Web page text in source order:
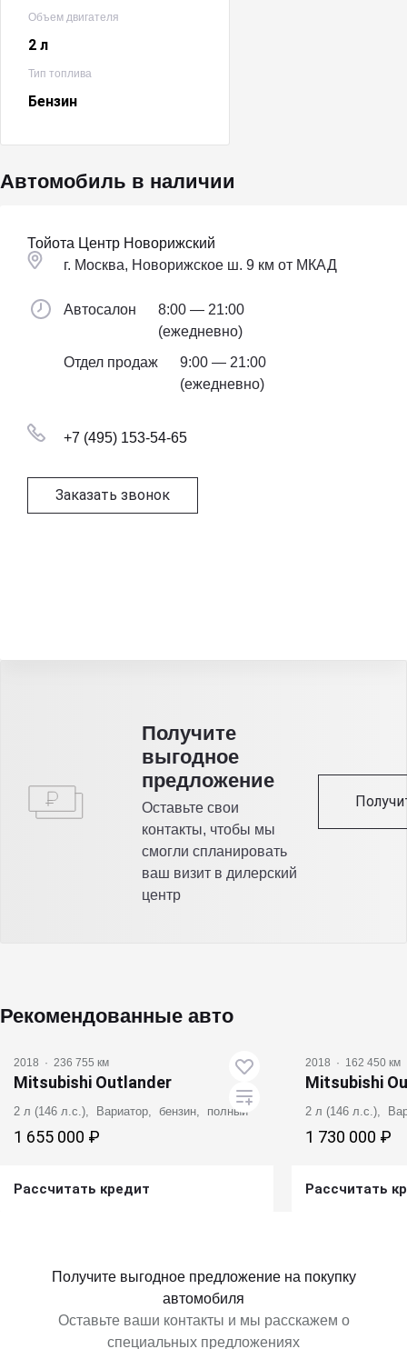
Объем двигателя
2 л
Тип топлива
Бензин
Автомобиль в наличии
Тойота Центр Новорижский
г. Москва, Новорижское ш. 9 км от МКАД
Автосалон
8:00 — 21:00
(ежедневно)
Отдел продаж
9:00 — 21:00
(ежедневно)
+7 (495) 153-54-65
Заказать звонок
Получитe
выгодное
предложение
Оставьте свои
контакты, чтобы мы
смогли спланировать
ваш визит в дилерский
центр
Рекомендованные авто
2018 · 236 755 км
Mitsubishi Outlander
2 л (146 л.с.), Вариатор, бензин, полный
1 655 000 ₽
Рассчитать кредит
2018 · 162 450 км
Mitsubishi
2 л (146 л.с.),
1 730 000 ₽
Рассчитать
Получите выгодное предложение на покупку
автомобиля
Оставьте ваши контакты и мы расскажем о
специальных предложениях